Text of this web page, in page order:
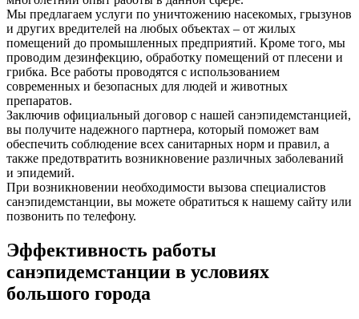
Мы предлагаем услуги по уничтожению насекомых, грызунов
и других вредителей на любых объектах – от жилых
помещений до промышленных предприятий. Кроме того, мы
проводим дезинфекцию, обработку помещений от плесени и
грибка. Все работы проводятся с использованием
современных и безопасных для людей и животных
препаратов.
Заключив официальный договор с нашей санэпидемстанцией,
вы получите надежного партнера, который поможет вам
обеспечить соблюдение всех санитарных норм и правил, а
также предотвратить возникновение различных заболеваний
и эпидемий.
При возникновении необходимости вызова специалистов
санэпидемстанции, вы можете обратиться к нашему сайту или
позвонить по телефону.
Эффективность работы
санэпидемстанции в условиях
большого города